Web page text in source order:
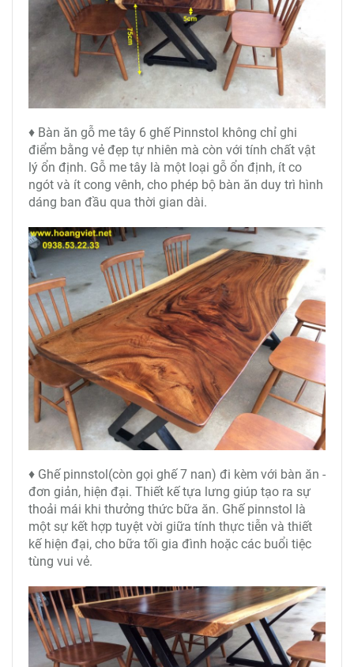
♦ Bàn ăn gỗ me tây 6 ghế Pinnstol không chỉ ghi
điểm bằng vẻ đẹp tự nhiên mà còn với tính chất vật
lý ổn định. Gỗ me tây là một loại gỗ ổn định, ít co
ngót và ít cong vênh, cho phép bộ bàn ăn duy trì hình
dáng ban đầu qua thời gian dài.
♦ Ghế pinnstol(còn gọi ghế 7 nan) đi kèm với bàn ăn -
đơn giản, hiện đại. Thiết kế tựa lưng giúp tạo ra sự
thoải mái khi thưởng thức bữa ăn. Ghế pinnstol là
một sự kết hợp tuyệt vời giữa tính thực tiễn và thiết
kế hiện đại, cho bữa tối gia đình hoặc các buổi tiệc
tùng vui vẻ.